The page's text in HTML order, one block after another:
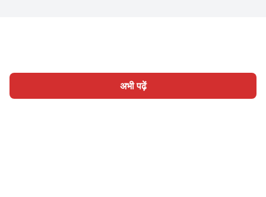
अभी पढ़ें
होम श्रेणी लिखिए लेख साइन इन